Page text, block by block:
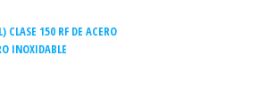
CLASE 150 RF DE ACERO
INOXIDABLE